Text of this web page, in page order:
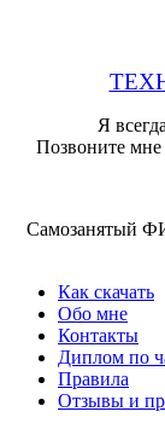
Я
Позвоните
Самозанятый
Как скачать
Обо мне
Контакты
Диплом по
Правила
Отзывы и